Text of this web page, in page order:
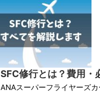
SFC修行とは？費用・
ANAスーパーフライヤーズ